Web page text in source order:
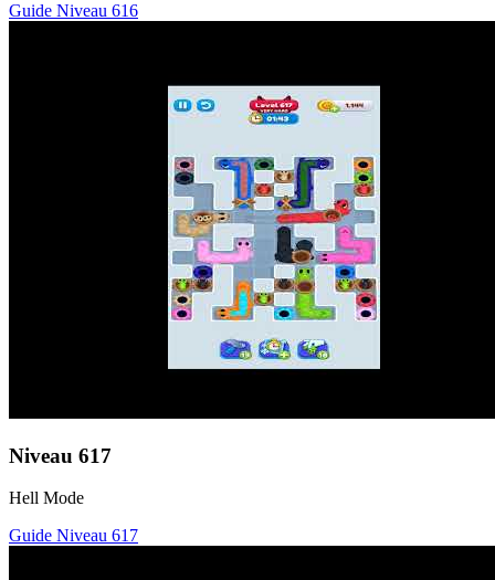
Guide Niveau 616
Niveau 617
Hell Mode
Guide Niveau 617